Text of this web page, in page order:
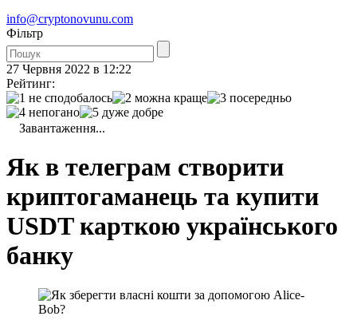
info@cryptonovunu.com
Фiльтр
27 Червня 2022 в 12:22
Рейтинг:
Завантаження...
Як в телеграм створити
криптогаманець та купити
USDT карткою українського
банку